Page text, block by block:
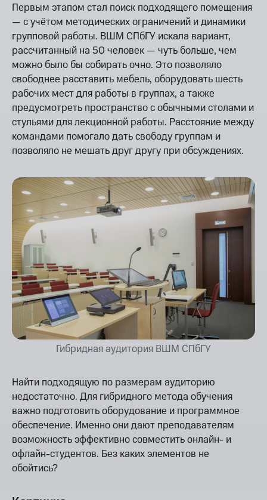
Первым этапом стал поиск подходящего помещения
— с учётом методических ограничений и динамики
групповой работы. ВШМ СПбГУ искала вариант,
рассчитанный на 50 человек — чуть больше, чем
можно было бы собирать очно. Это позволяло
свободнее расставить мебель, оборудовать шесть
рабочих мест для работы в группах, а также
предусмотреть пространство с обычными столами и
стульями для лекционной работы. Расстояние между
командами помогало дать свободу группам и
позволяло не мешать друг другу при обсуждениях.
Гибридная аудитория ВШМ СПбГУ
Найти подходящую по размерам аудиторию
недостаточно. Для гибридного метода обучения
важно подготовить оборудование и программное
обеспечение. Именно они дают преподавателям
возможность эффективно совместить онлайн- и
офлайн-студентов. Без каких элементов не
обойтись?